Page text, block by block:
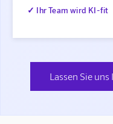
✓ Ihr Team wird KI-fit
Lassen Sie